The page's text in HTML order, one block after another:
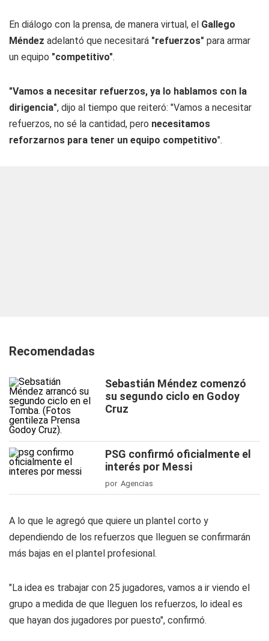
En diálogo con la prensa, de manera virtual, el Gallego
Méndez adelantó que necesitará "refuerzos" para armar
un equipo "competitivo".
"Vamos a necesitar refuerzos, ya lo hablamos con la
dirigencia", dijo al tiempo que reiteró: "Vamos a necesitar
refuerzos, no sé la cantidad, pero necesitamos
reforzarnos para tener un equipo competitivo".
Recomendadas
Sebastián Méndez comenzó
su segundo ciclo en Godoy
Cruz
PSG confirmó oficialmente el
interés por Messi
por Agencias
A lo que le agregó que quiere un plantel corto y
dependiendo de los refuerzos que lleguen se confirmarán
más bajas en el plantel profesional.
"La idea es trabajar con 25 jugadores, vamos a ir viendo el
grupo a medida de que lleguen los refuerzos, lo ideal es
que hayan dos jugadores por puesto", confirmó.